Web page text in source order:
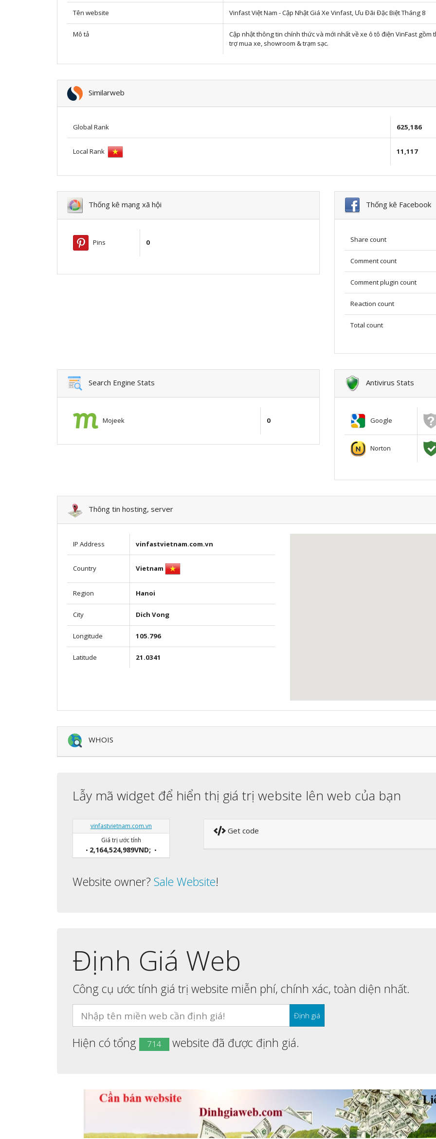
Tên website Vinfast Việt Nam - Cập Nhật Giá Xe Vinfast, Ưu Đãi Đặc Biệt Tháng 8
Mô tả
Cập nhật thông tin chính thức và mới nhất về xe ô tô điện VinFast
trợ mua xe, showroom & trạm sạc.
Similarweb
Global Rank 625,186
Local Rank 11,117
Thống kê mạng xã hội
Pins 0
Thống kê Facebook
Share count
Comment count
Comment plugin count
Reaction count
Total count
Search Engine Stats
Mojeek 0
Antivirus Stats
Google
Norton
Thông tin hosting, server
IP Address vinfastvietnam.com.vn
Country Vietnam
Region Hanoi
City Dich Vong
Longitude 105.796
Latitude 21.0341
WHOIS
Lẫy mã widget để hiển thị giá trị website lên web của bạn
vinfastvietnam.com.vn
Giá trị ước tính
• 2,164,524,989VND; •
Get code
Website owner? Sale Website!
Định Giá Web
Công cụ ước tính giá trị website miễn phí, chính xác, toàn diện nhất.
Hiện có tổng 714 website đã được định giá.